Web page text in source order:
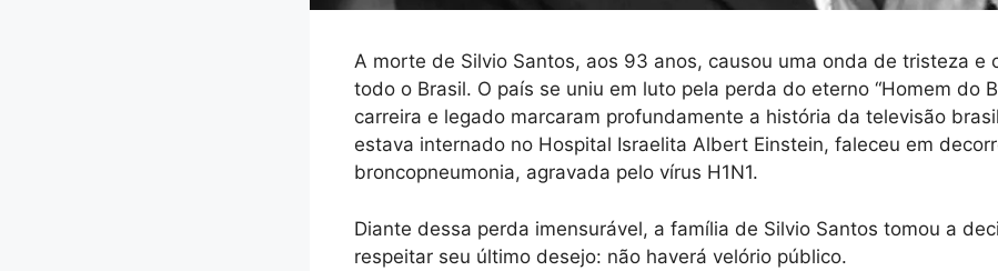
A morte de Silvio Santos, aos 93 anos, causou uma onda de tristeza e
todo o Brasil. O país se uniu em luto pela perda do eterno “Homem do
carreira e legado marcaram profundamente a história da televisão
estava internado no Hospital Israelita Albert Einstein, faleceu em
broncopneumonia, agravada pelo vírus H1N1.
Diante dessa perda imensurável, a família de Silvio Santos tomou a
respeitar seu último desejo: não haverá velório público.